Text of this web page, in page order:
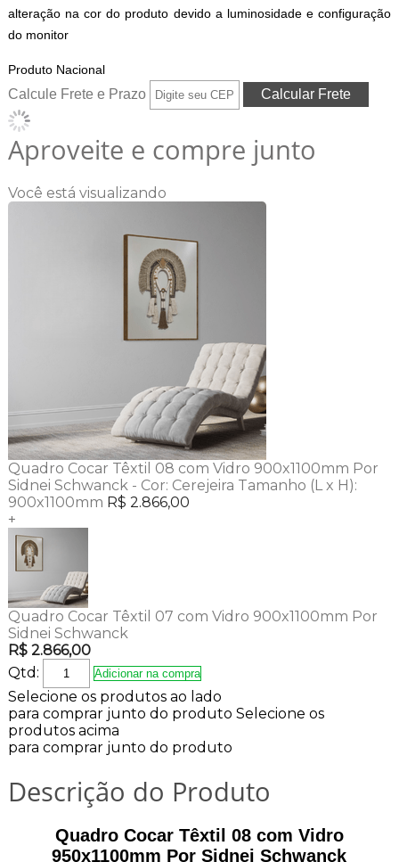
alteração na cor do produto devido a luminosidade e configuração
do monitor
Produto Nacional
Calcule Frete e Prazo
Aproveite e compre junto
Você está visualizando
Quadro Cocar Têxtil 08 com Vidro 900x1100mm Por
Sidnei Schwanck - Cor: Cerejeira Tamanho (L x H):
900x1100mm R$ 2.866,00
+
Quadro Cocar Têxtil 07 com Vidro 900x1100mm Por
Sidnei Schwanck
R$ 2.866,00
Qtd:
Adicionar na compra
Selecione os produtos ao lado
para comprar junto do produto Selecione os
produtos acima
para comprar junto do produto
Descrição do Produto
Quadro Cocar Têxtil 08 com Vidro
950x1100mm Por Sidnei Schwanck